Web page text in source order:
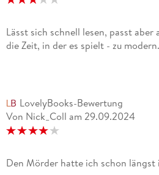
Lässt sich schnell lesen, passt
die Zeit, in der es spielt - zu modern.
LovelyBooks-Bewertung
Von Nick_Coll am 29.09.2024
Den Mörder hatte ich schon längst